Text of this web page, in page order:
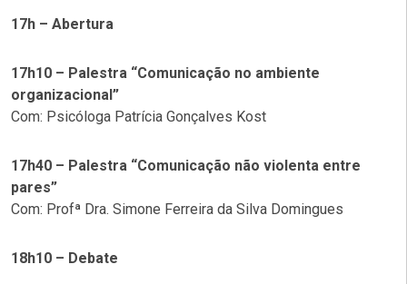
17h – Abertura
17h10 – Palestra “Comunicação no ambiente
organizacional”
Com: Psicóloga Patrícia Gonçalves Kost
17h40 – Palestra “Comunicação não violenta entre
pares”
Com: Profª Dra. Simone Ferreira da Silva Domingues
18h10 – Debate